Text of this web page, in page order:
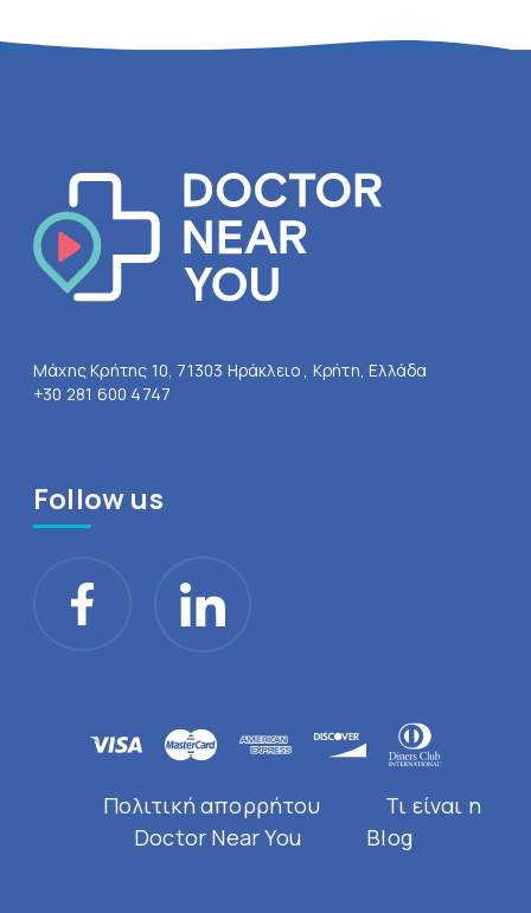
Μάχης Κρήτης 10, 71303 Ηράκλειο , Κρήτη, Ελλάδα
+30 281 600 4747
Follow us
Πολιτική απορρήτου
Τι είναι η
Doctor Near You
Blog